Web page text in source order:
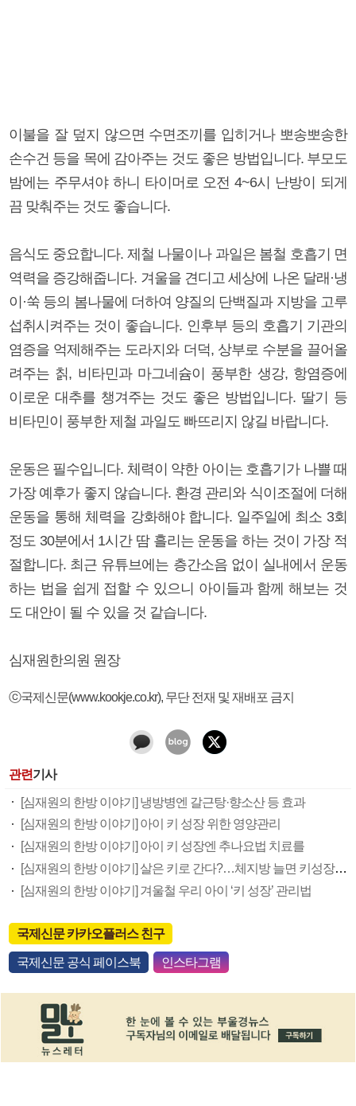
이불을 잘 덮지 않으면 수면조끼를 입히거나 뽀송뽀송한
손수건 등을 목에 감아주는 것도 좋은 방법입니다. 부모도
밤에는 주무셔야 하니 타이머로 오전 4~6시 난방이 되게
끔 맞춰주는 것도 좋습니다.
음식도 중요합니다. 제철 나물이나 과일은 봄철 호흡기 면
역력을 증강해줍니다. 겨울을 견디고 세상에 나온 달래·냉
이·쑥 등의 봄나물에 더하여 양질의 단백질과 지방을 고루
섭취시켜주는 것이 좋습니다. 인후부 등의 호흡기 기관의
염증을 억제해주는 도라지와 더덕, 상부로 수분을 끌어올
려주는 칡, 비타민과 마그네슘이 풍부한 생강, 항염증에
이로운 대추를 챙겨주는 것도 좋은 방법입니다. 딸기 등
비타민이 풍부한 제철 과일도 빠뜨리지 않길 바랍니다.
운동은 필수입니다. 체력이 약한 아이는 호흡기가 나쁠 때
가장 예후가 좋지 않습니다. 환경 관리와 식이조절에 더해
운동을 통해 체력을 강화해야 합니다. 일주일에 최소 3회
정도 30분에서 1시간 땀 흘리는 운동을 하는 것이 가장 적
절합니다. 최근 유튜브에는 층간소음 없이 실내에서 운동
하는 법을 쉽게 접할 수 있으니 아이들과 함께 해보는 것
도 대안이 될 수 있을 것 같습니다.
심재원한의원 원장
ⓒ국제신문(www.kookje.co.kr), 무단 전재 및 재배포 금지
관련기사
[심재원의 한방 이야기] 냉방병엔 갈근탕·향소산 등 효과
[심재원의 한방 이야기] 아이 키 성장 위한 영양관리
[심재원의 한방 이야기] 아이 키 성장엔 추나요법 치료를
[심재원의 한방 이야기] 살은 키로 간다?…체지방 늘면 키성장 방해
[심재원의 한방 이야기] 겨울철 우리 아이 ‘키 성장’ 관리법
국제신문 카카오플러스 친구
국제신문 공식 페이스북 인스타그램